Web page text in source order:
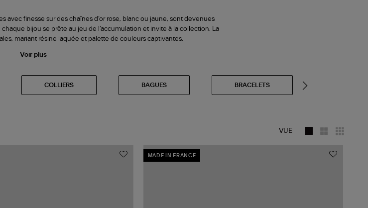
avec finesse sur des chaînes d’or rose, blanc ou jaune, sont devenues
bijou se prête au jeu de l’accumulation et invite à la collection. La
mariant résine laquée et palette de couleurs captivantes.
Voir plus
COLLIERS BAGUES BRACELETS
VUE
MADE IN FRANCE